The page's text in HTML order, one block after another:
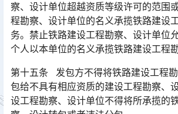
察、设计单位超越资质等级许可的范围
程勘察、设计单位的名义承揽铁路建设
务。禁止铁路建设工程勘察、设计单位
个人以本单位的名义承揽铁路建设工程
第十五条 发包方不得将铁路建设工程
包给不具有相应资质的建设工程勘察、
设工程勘察、设计单位不得将所承揽的